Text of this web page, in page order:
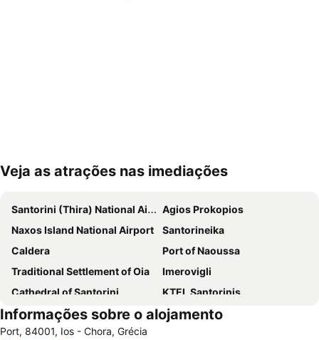
Ampliar mapa
Veja as atrações nas imediações
Santorini (Thira) National Airport
Agios Prokopios
Naxos Island National Airport
Santorineika
Caldera
Port of Naoussa
Traditional Settlement of Oia
Imerovigli
Cathedral of Santorini
KTEL Santorinis
Chora Naxou
Plaka
Ancinet Thira
Informações sobre o alojamento
Port, 84001, Ios - Chora, Grécia